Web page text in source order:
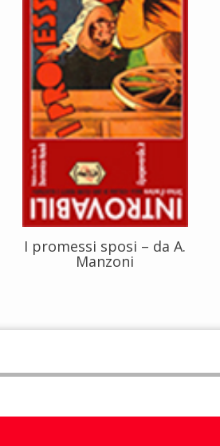
I promessi sposi – da A.
Manzoni